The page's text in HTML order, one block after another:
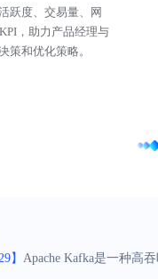
跃度、交易量、网
，助力产品经理与
策和优化策略。
】 Apache Kafka是一种高